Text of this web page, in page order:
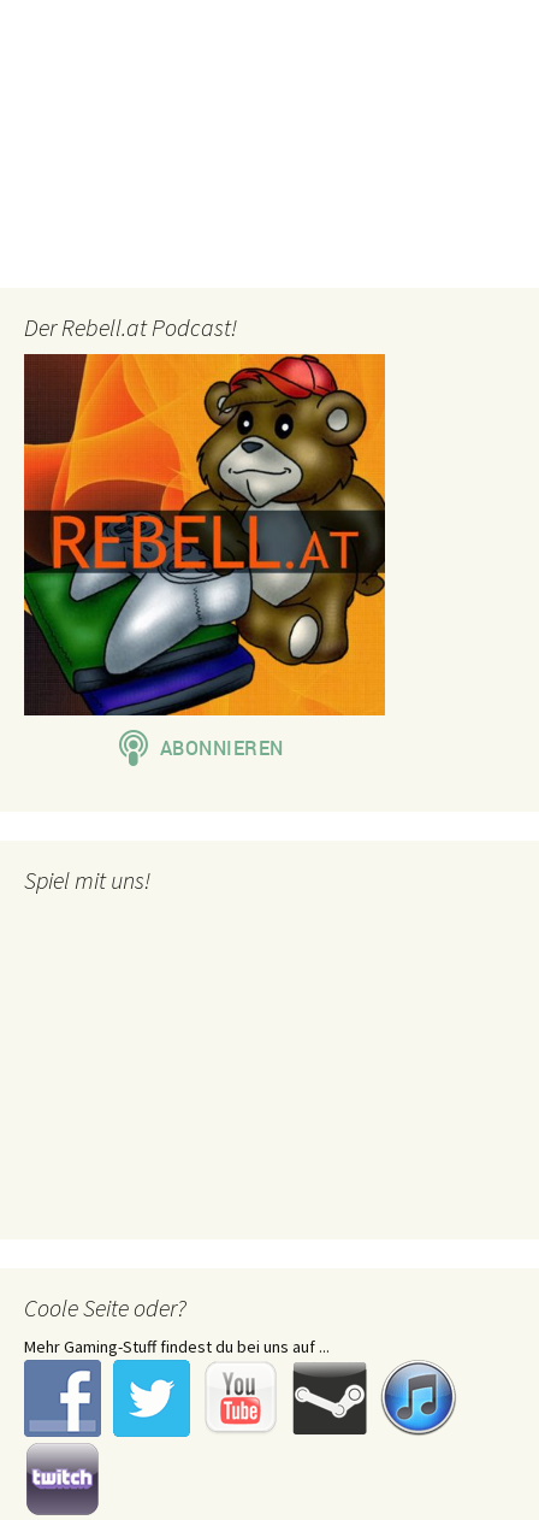
Der Rebell.at Podcast!
Spiel mit uns!
Coole Seite oder?
Mehr Gaming-Stuff findest du bei uns auf ...